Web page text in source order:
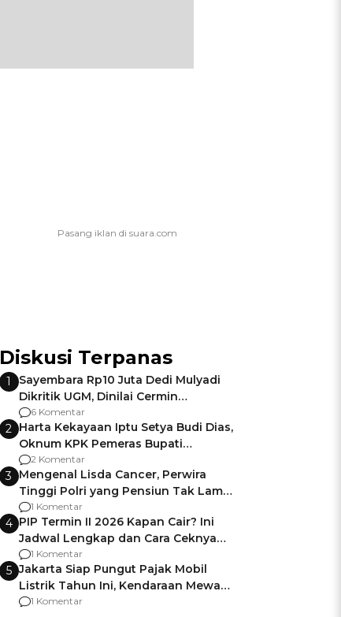
Diskusi Terpanas
1
Sayembara Rp10 Juta Dedi Mulyadi
Dikritik UGM, Dinilai Cermin
Gagalnya Negara Jamin Keamanan
6 Komentar
2 Harta Kekayaan Iptu Setya Budi Dias,
Oknum KPK Pemeras Bupati
Pemalang
2 Komentar
3 Mengenal Lisda Cancer, Perwira
Tinggi Polri yang Pensiun Tak Lama
Usai Jadi Brigjen
1 Komentar
4 PIP Termin II 2026 Kapan Cair? Ini
Jadwal Lengkap dan Cara Ceknya
agar Dana Tidak Hangus!
1 Komentar
5 Jakarta Siap Pungut Pajak Mobil
Listrik Tahun Ini, Kendaraan Mewah
Kena hingga 75% PKB
1 Komentar